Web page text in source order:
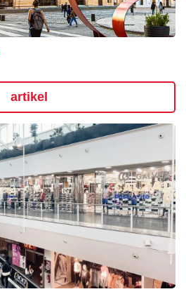
artikel